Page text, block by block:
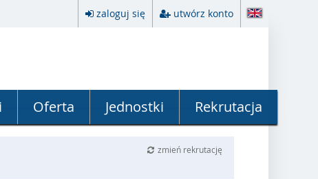
zaloguj się utwórz konto
Oferta Jednostki Rekrutacja
zmień rekrutację